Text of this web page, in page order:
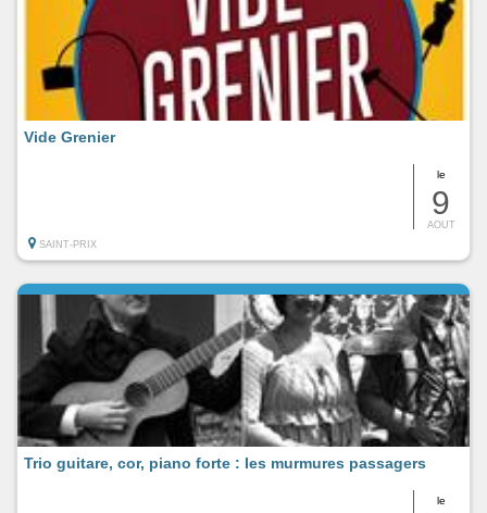
le
9
AOUT
Vide Grenier
SAINT-PRIX
le
Trio guitare, cor, piano forte : les murmures passagers